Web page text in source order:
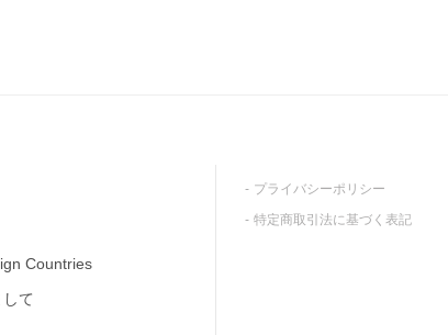
Countries
て
プライバシーポリシー
特定商取引法に基づく表記